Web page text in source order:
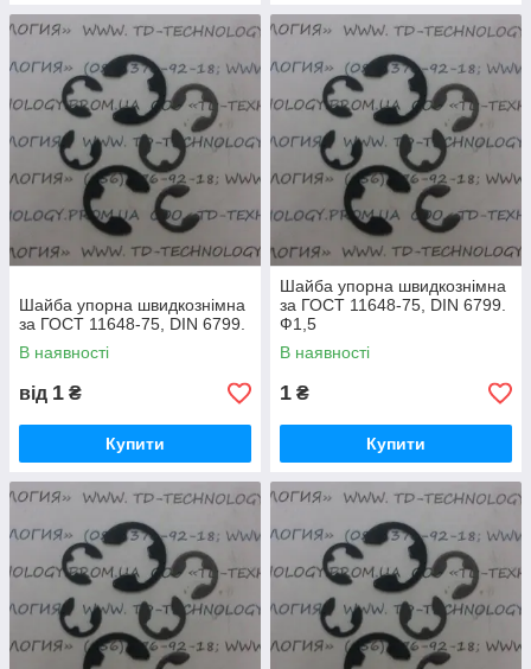
Шайба упорна швидкознімна
за ГОСТ 11648-75, DIN 6799.
В наявності
від 1 ₴
Купити
Шайба упорна швидкознімна
за ГОСТ 11648-75, DIN 6799.
Ф1,5
В наявності
1 ₴
Купити